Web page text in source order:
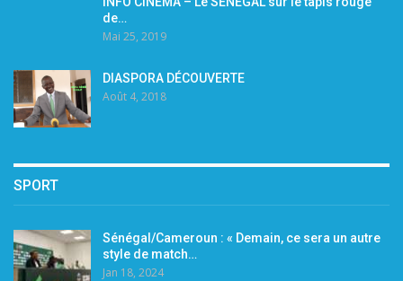
de…
Mai 25, 2019
DIASPORA DÉCOUVERTE
Août 4, 2018
SPORT
Sénégal/Cameroun : « Demain, ce sera un autre
style de match…
Jan 18, 2024